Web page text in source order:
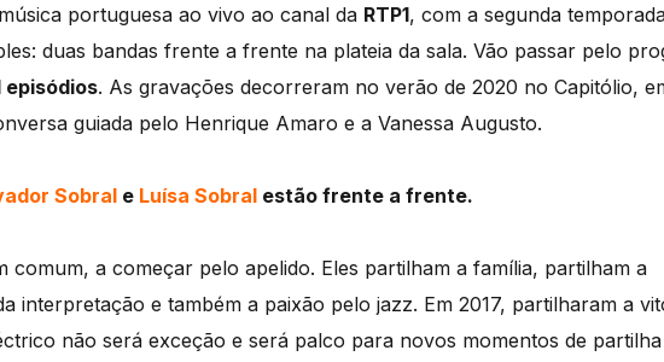
portuguesa ao vivo ao canal da RTP1, com a segunda
duas bandas frente a frente na plateia da sala. Vão passar pelo
episódios. As gravações decorreram no verão de 2020 no Capitólio,
guiada pelo Henrique Amaro e a Vanessa Augusto.
Sobral e Luísa Sobral estão frente a frente.
comum, a começar pelo apelido. Eles partilham a família, partilham a
interpretação e também a paixão pelo jazz. Em 2017, partilharam a
não será exceção e será palco para novos momentos de